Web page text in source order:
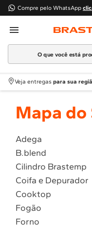
Compre pelo WhatsApp
Em
O que você está
Termos mais buscados
1º Geladeira
2
Fogao
4 º Lava Louça
5 º Cooktop
6º Microondas Brastemp
7º Forno
8º Embutir
9º Lava Seca
Veja entregas para sua
Mapa do
Adega
B.blend
Cilindro Brastemp
Coifa e Depurador
Cooktop
Fogão
Forno